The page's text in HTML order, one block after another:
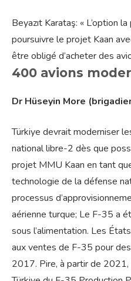
Beyazıt Karataş: « L’option
poursuivre le projet Kaan
être obligé d’acheter des
400 avions
Dr Hüseyin More
Türkiye devrait moderniser
national libre-2 dès que
projet MMU Kaan en tant
technologie de la défense
processus
aérienne turque; Le F-35 a
sous l’alimentation. Les
aux ventes de F-35 pour
2017. Pire, à partir de